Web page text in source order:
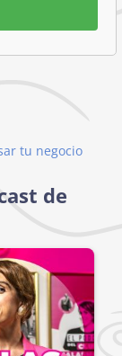
tu negocio
de